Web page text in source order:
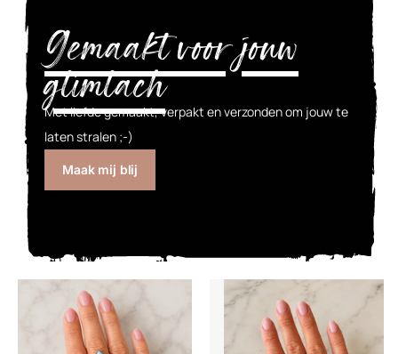
Gemaakt voor jouw
glimlach
Met liefde gemaakt, verpakt en verzonden om jouw te
laten stralen ;-)
Maak mij blij